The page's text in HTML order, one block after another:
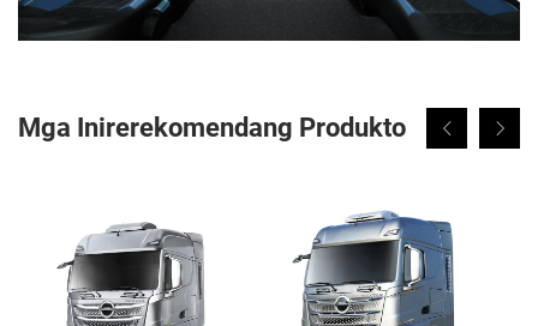
Mga Inirerekomendang Produkto